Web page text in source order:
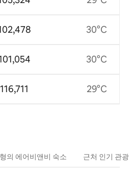
30°C
30°C
29°C
의 에어비앤비 숙소 근처 인기 관광